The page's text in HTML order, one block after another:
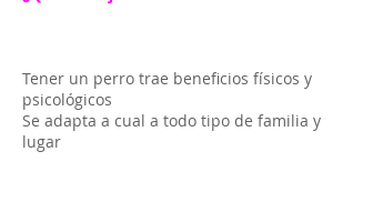
Tener un perro trae beneficios físicos y
psicológicos
Se adapta a cual a todo tipo de familia y
lugar